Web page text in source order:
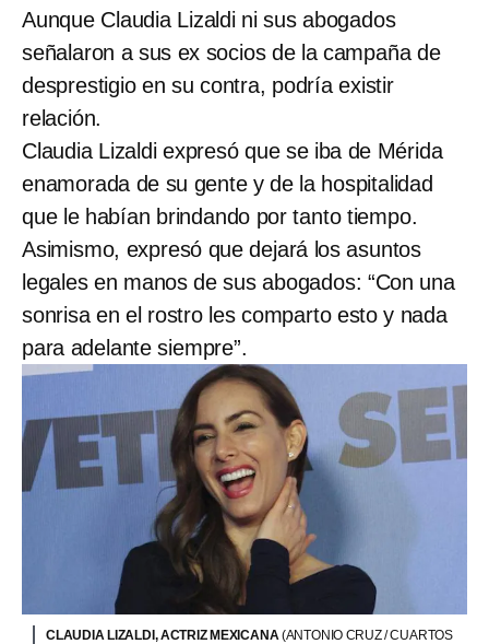
Aunque Claudia Lizaldi ni sus abogados
señalaron a sus ex socios de la campaña de
desprestigio en su contra, podría existir
relación.
Claudia Lizaldi expresó que se iba de Mérida
enamorada de su gente y de la hospitalidad
que le habían brindando por tanto tiempo.
Asimismo, expresó que dejará los asuntos
legales en manos de sus abogados: “Con una
sonrisa en el rostro les comparto esto y nada
para adelante siempre”.
CLAUDIA LIZALDI, ACTRIZ MEXICANA(ANTONIO CRUZ / CUARTOS